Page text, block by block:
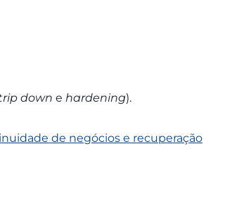
down e hardening).
de negócios e recuperação